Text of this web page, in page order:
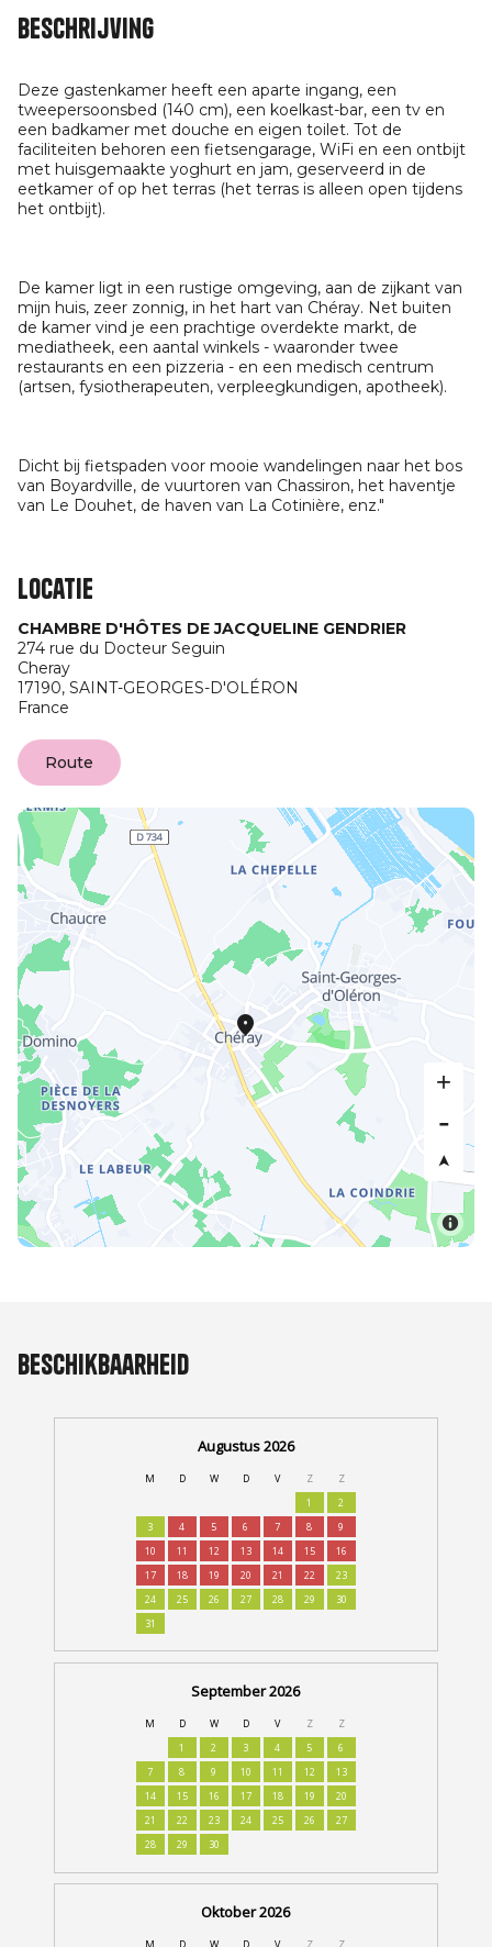
Beschrijving
Deze gastenkamer heeft een aparte ingang, een
tweepersoonsbed (140 cm), een koelkast-bar, een tv en
een badkamer met douche en eigen toilet. Tot de
faciliteiten behoren een fietsengarage, WiFi en een ontbijt
met huisgemaakte yoghurt en jam, geserveerd in de
eetkamer of op het terras (het terras is alleen open tijdens
het ontbijt).
De kamer ligt in een rustige omgeving, aan de zijkant van
mijn huis, zeer zonnig, in het hart van Chéray. Net buiten
de kamer vind je een prachtige overdekte markt, de
mediatheek, een aantal winkels - waaronder twee
restaurants en een pizzeria - en een medisch centrum
(artsen, fysiotherapeuten, verpleegkundigen, apotheek).
Dicht bij fietspaden voor mooie wandelingen naar het bos
van Boyardville, de vuurtoren van Chassiron, het haventje
van Le Douhet, de haven van La Cotinière, enz."
Locatie
CHAMBRE D'HÔTES DE JACQUELINE GENDRIER
274 rue du Docteur Seguin
Cheray
17190, SAINT-GEORGES-D'OLÉRON
France
Route
Beschikbaarheid